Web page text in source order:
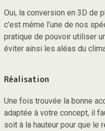
Oui, la conversion en 3D de
c’est même l’une de nos
pratique de pouvoir utiliser
éviter ainsi les aléas du
Réalisation
Une fois trouvée la bonne
adaptée à votre concept, il
soit à la hauteur pour que le